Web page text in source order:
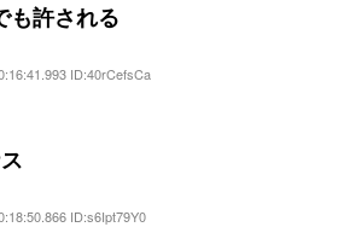
も許される
ID:40rCefsCa
ID:s6Ipt79Y0